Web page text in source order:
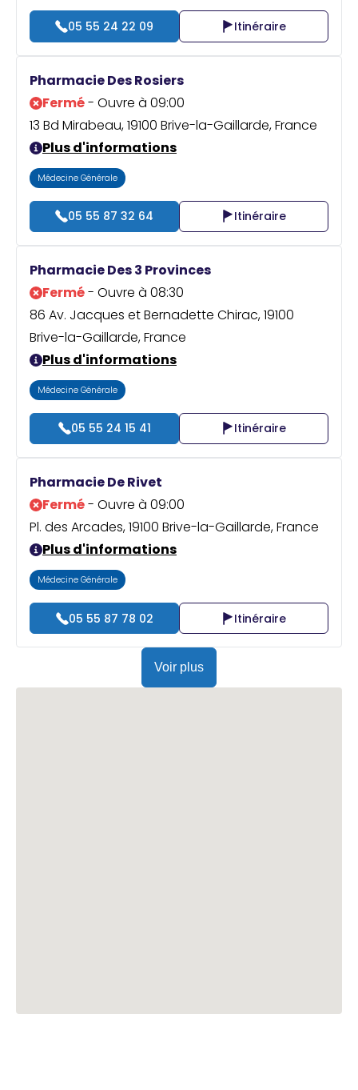
05 55 24 22 09 Itinéraire
Pharmacie Des Rosiers
Fermé- Ouvre à 09:00
13 Bd Mirabeau, 19100 Brive-la-Gaillarde, France
Plus d'informations
Médecine Générale
05 55 87 32 64 Itinéraire
Pharmacie Des 3 Provinces
Fermé- Ouvre à 08:30
86 Av. Jacques et Bernadette Chirac, 19100
Brive-la-Gaillarde, France
Plus d'informations
Médecine Générale
05 55 24 15 41 Itinéraire
Pharmacie De Rivet
Fermé- Ouvre à 09:00
Pl. des Arcades, 19100 Brive-la-Gaillarde, France
Plus d'informations
Médecine Générale
05 55 87 78 02 Itinéraire
Voir plus